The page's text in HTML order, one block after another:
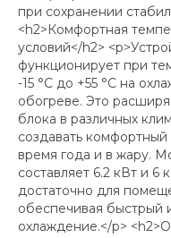
при сохранении
<h2>Комфортная
условий</h2>
функционирует при
-15 °C до +55 °C на
обогреве. Это
блока в различных
создавать
время года и в жару.
составляет 6.2 кВт и 6
достаточно для
обеспечивая быстрый
охлаждение.</p>